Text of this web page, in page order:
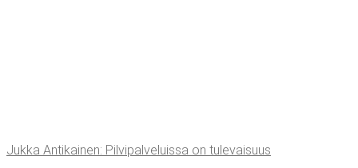
Juk­ka Anti­kai­nen: Pil­vi­pal­ve­luis­sa on tulevaisuus